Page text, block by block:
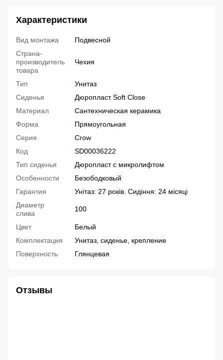
Характеристики
Вид монтажа
Подвесной
Страна-
производитель
товара
Чехия
Тип
Унитаз
Сиденья
Дюропласт Soft Close
Материал
Сантехническая керамика
Форма
Прямоугольная
Серия
Crow
Код
SD00036222
Тип сиденья
Дюропласт с микролифтом
Особенности
Безободковый
Гарантия
Унітаз: 27 років. Сидіння: 24 місяці
Диаметр
слива
100
Цвет
Белый
Комплектация
Унитаз, сиденье, крепление
Поверхность
Глянцевая
Отзывы